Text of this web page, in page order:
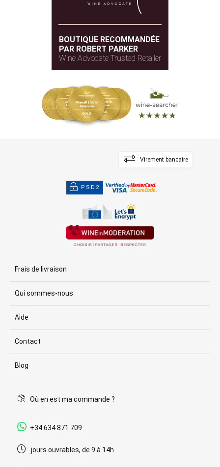
BOUTIQUE RECOMMANDÉE
PAR ROBERT PARKER
Wine Advocate Trusted Retailer
Virement bancaire
PSD2
Frais de livraison
Qui sommes-nous
Aide
Contact
Blog
Où en est ma commande ?
+34 634 871 709
jours ouvrables, de 9 à 14h